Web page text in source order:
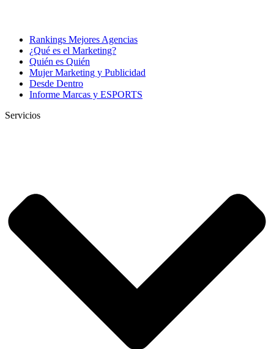
Rankings Mejores Agencias
¿Qué es el Marketing?
Quién es Quién
Mujer Marketing y Publicidad
Desde Dentro
Informe Marcas y ESPORTS
Servicios